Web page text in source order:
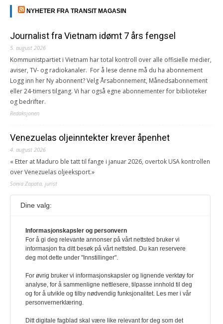
NYHETER FRA TRANSIT MAGASIN
Journalist fra Vietnam idømt 7 års fengsel
5. august 2026
Kommunistpartiet i Vietnam har total kontroll over alle offisielle medier,
aviser, TV- og radiokanaler. For å lese denne må du ha abonnement
Logg inn her Ny abonnent? Velg Årsabonnement, Månedsabonnement
eller 24-timers tilgang. Vi har også egne abonnementer for biblioteker
og bedrifter.
Redaksjonen
Venezuelas oljeinntekter krever åpenhet
4. august 2026
« Etter at Maduro ble tatt til fange i januar 2026, overtok USA kontrollen
over Venezuelas oljeeksport.»
Sonia Zapata, jurist
117,8 millioner er på flukt, en nedgang fra forrige
1. august 2026
Ville ha tilsvart verdens trettende største land i folketall. For å lese
denne må du ha abonnement Logg inn her Ny abonnent? Velg
også egne abonnementer for biblioteker og bedrifter.
Redaksjonen
Dine valg:
Informasjonskapsler og personvern
For å gi deg relevante annonser på vårt nettsted bruker vi
informasjon fra ditt besøk på vårt nettsted. Du kan reservere
deg mot dette under "Innstillinger".
For øvrig bruker vi informasjonskapsler og lignende verktøy for
analyse, for å sammenligne nettlesere, tilpasse innhold til deg
og for å utvikle og tilby nødvendig funksjonalitet. Les mer i vår
personvernerklæring.
Ditt digitale fagblad skal være like relevant for deg som det